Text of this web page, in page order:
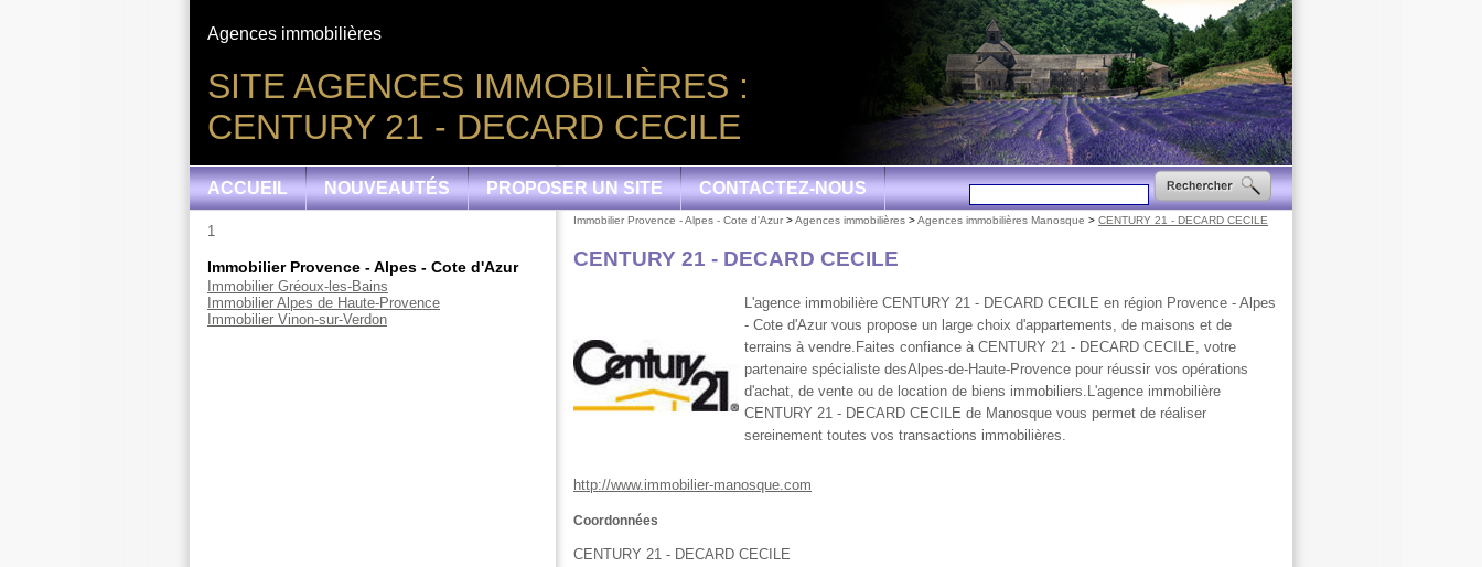
SITE AGENCES IMMOBILIÈRES :
CENTURY 21 - DECARD CECILE
Agences immobilières
ACCUEIL NOUVEAUTÉS PROPOSER UN SITE CONTACTEZ-NOUS
1
Immobilier Provence - Alpes - Cote d'Azur
Immobilier Gréoux-les-Bains
Immobilier Alpes de Haute-Provence
Immobilier Vinon-sur-Verdon
Immobilier Provence - Alpes - Cote d'Azur >Agences immobilières >Agences immobilières Manosque > CENTURY 21 - DECARD CECILE
CENTURY 21 - DECARD CECILE
L'agence immobilière CENTURY 21 - DECARD CECILE en région Provence - Alpes
- Cote d'Azur vous propose un large choix d'appartements, de maisons et de
terrains à vendre.Faites confiance à CENTURY 21 - DECARD CECILE, votre
partenaire spécialiste desAlpes-de-Haute-Provence pour réussir vos opérations
d'achat, de vente ou de location de biens immobiliers.L'agence immobilière
CENTURY 21 - DECARD CECILE de Manosque vous permet de réaliser
sereinement toutes vos transactions immobilières.
http://www.immobilier-manosque.com
Coordonnées
CENTURY 21 - DECARD CECILE